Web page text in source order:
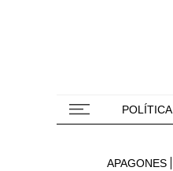
POLÍTICA
APAGONES